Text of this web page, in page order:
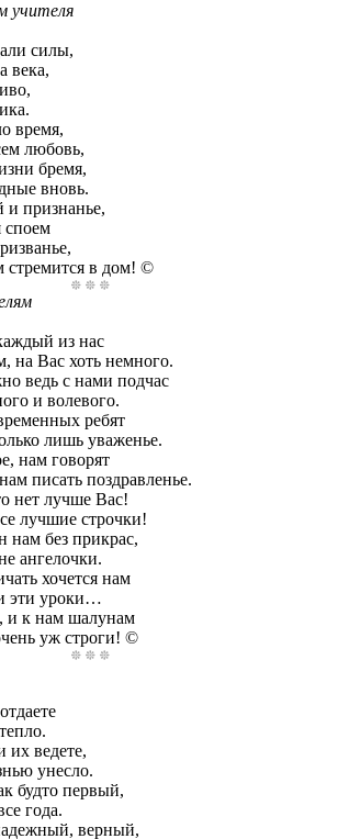
учителя
силы,
века,
время,
любовь,
бремя,
вновь.
признанье,
стремится в дом! ©
из нас
на Вас хоть немного.
ведь с нами подчас
и волевого.
ребят
лишь уваженье.
нам говорят
писать поздравленье.
нет лучше Вас!
лучшие строчки!
нам без прикрас,
ангелочки.
хочется нам
эти уроки…
и к нам шалунам
уж строги! ©
их ведете,
унесло.
будто первый,
года.
верный,